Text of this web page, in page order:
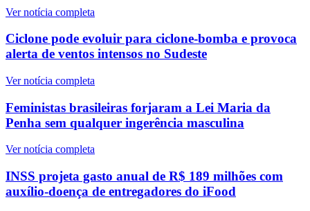
Ver notícia completa
Ciclone pode evoluir para ciclone-bomba e provoca
alerta de ventos intensos no Sudeste
Ver notícia completa
Feministas brasileiras forjaram a Lei Maria da
Penha sem qualquer ingerência masculina
Ver notícia completa
INSS projeta gasto anual de R$ 189 milhões com
auxílio-doença de entregadores do iFood